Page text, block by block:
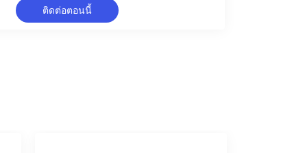
ติดต่อตอนนี้